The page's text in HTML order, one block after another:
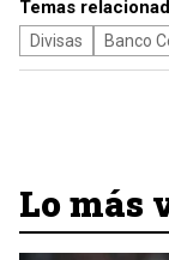
Temas
Divisas Banco
Lo más